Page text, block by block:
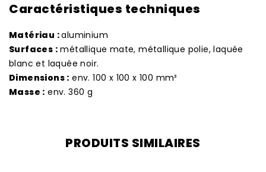
Caractéristiques techniques
Matériau :aluminium
Surfaces : métallique mate, métallique polie, laquée
blanc et laquée noir.
Dimensions : env. 100 x 100 x 100 mm³
Masse : env. 360 g
PRODUITS SIMILAIRES